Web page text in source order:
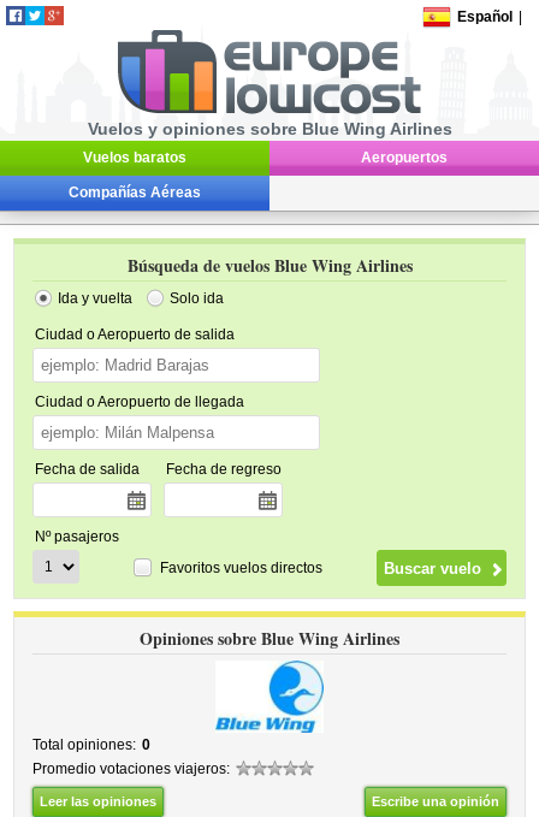
Español
Vuelos y opiniones sobre Blue Wing Airlines
Vuelos baratos Aeropuertos
Compañías Aéreas
Búsqueda de vuelos Blue Wing Airlines
Ida y vuelta Solo ida
Ciudad o Aeropuerto de salida
Ciudad o Aeropuerto de llegada
Fecha de salida Fecha de regreso
Nº pasajeros
Favoritos vuelos directos
Opiniones sobre Blue Wing Airlines
Total opiniones: 0
Promedio votaciones viajeros:
Leer las opiniones Escribe una opinión